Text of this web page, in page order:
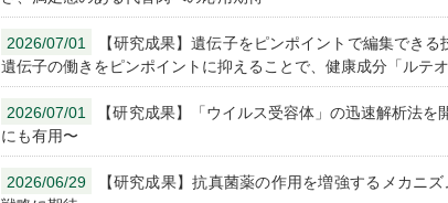
2026/07/01
【研究成果】遺伝子をピンポイントで編集でき
遺伝子の働きをピンポイントに抑えることで、健康成分「ルテ
2026/07/01
【研究成果】「ウイルス受容体」の迅速解析法
にも有用〜
2026/06/29
【研究成果】抗真菌薬の作用を増強するメカニ